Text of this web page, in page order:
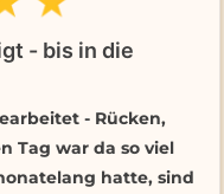
- bis in die
- Rücken,
Tag war da so viel
hatte, sind